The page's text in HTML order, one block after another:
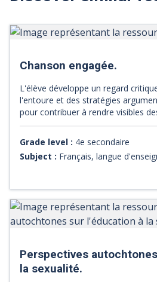
Chanson engagée.
L'élève développe un regard
l'entoure et des stratégies
pour contribuer à rendre visibles
explorent la chanson engagée
une cause. Les élèves analysent
des thèmes variés puis rédigent
de justice sociale.
Grade level : 4e secondaire
Subject : Français, langue
Perspectives
la sexualité.